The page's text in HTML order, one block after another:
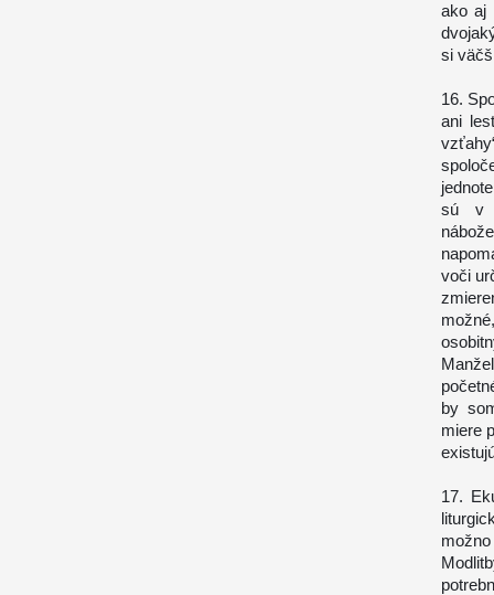
ako aj
si
16.
ani
sú v
voči
by
miere
17.